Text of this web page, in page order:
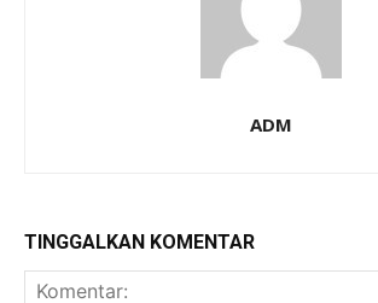
ADM
TINGGALKAN KOMENTAR